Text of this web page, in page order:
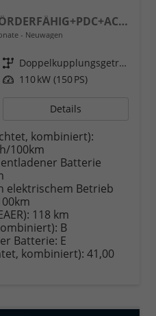
LIFE NEUES MODELL+FÖRDERFÄHIG+PDC+ACC+16 LM+LANE ASSIST
Neuwagen
Getriebe
Doppelkupplungsgetriebe (DSG)
Leistung 110 kW (150 PS)
Details
kombiniert):
100km
Batterie
elektrischem Betrieb
118 km
B
Batterie: E
kombiniert): 41,00